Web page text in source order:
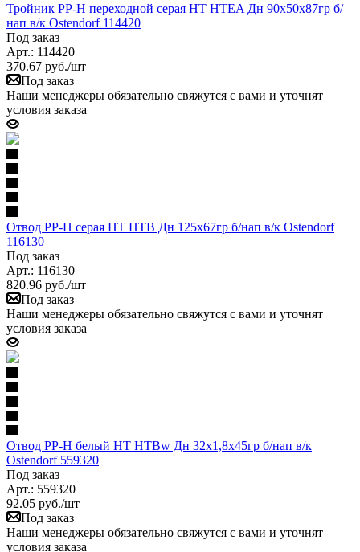
Тройник PP-H переходной серая HT HTEA Дн 90х50х87гр б/
нап в/к Ostendorf 114420
Под заказ
Арт.: 114420
370.67 руб./шт
Под заказ
Наши менеджеры обязательно свяжутся с вами и уточнят
условия заказа
Отвод PP-H серая HT HTB Дн 125х67гр б/нап в/к Ostendorf
116130
Под заказ
Арт.: 116130
820.96 руб./шт
Под заказ
Наши менеджеры обязательно свяжутся с вами и уточнят
условия заказа
Отвод PP-H белый HT HTBw Дн 32х1,8х45гр б/нап в/к
Ostendorf 559320
Под заказ
Арт.: 559320
92.05 руб./шт
Под заказ
Наши менеджеры обязательно свяжутся с вами и уточнят
условия заказа